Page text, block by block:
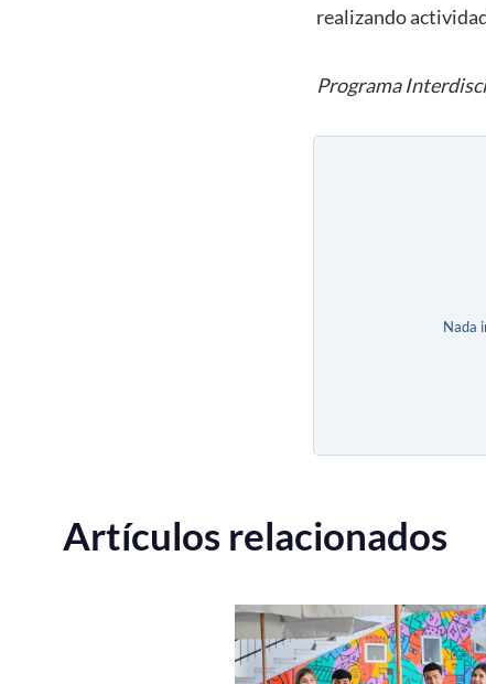
realizando
Programa
Nada
Artículos relacionados